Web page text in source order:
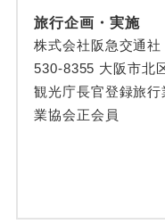
旅行企画・実施
株式会社阪急交通社
530-8355 大阪市北
観光庁長官登録旅
業協会正会員